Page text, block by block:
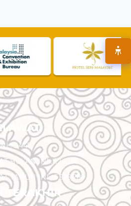
: 5,447
BULAN INI : 124,196
TAHUN INI : 5,526,781
TERAKHIR